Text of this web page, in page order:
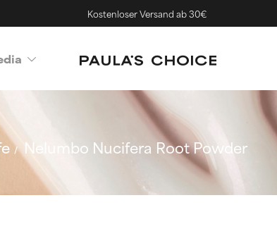
Kostenloser Versand ab 30€
Nelumbo Nucifera Root Powder